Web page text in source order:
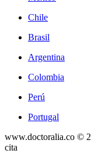
Chile
Brasil
Argentina
Colombia
Perú
Portugal
www.doctoralia.co ©
cita